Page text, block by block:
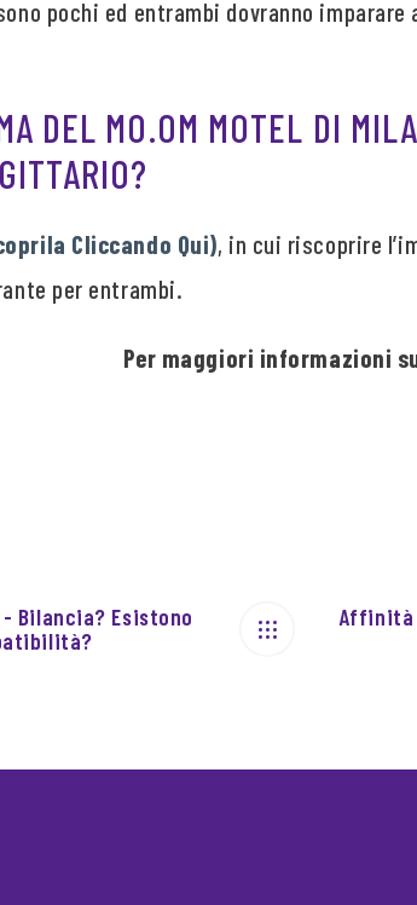
pochi ed entrambi dovranno imparare
DEL MO.OM MOTEL DI
Cliccando Qui), in cui riscoprire
per entrambi.
Per maggiori informazioni
Bilancia? Esistono
Affinità